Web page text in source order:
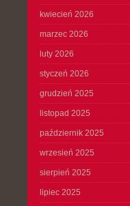
kwiecień 2026
marzec 2026
luty 2026
styczeń 2026
grudzień 2025
listopad 2025
październik 2025
wrzesień 2025
sierpień 2025
lipiec 2025